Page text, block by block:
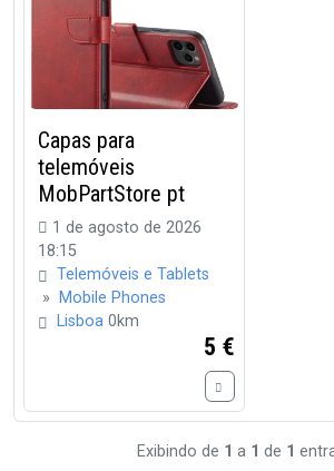
Capas para
telemóveis
MobPartStore pt
1 de agosto de 2026
18:15
Telemóveis e Tablets
»
Mobile Phones
Lisboa 0km
5 €
Exibindo de 1 a 1 de 1